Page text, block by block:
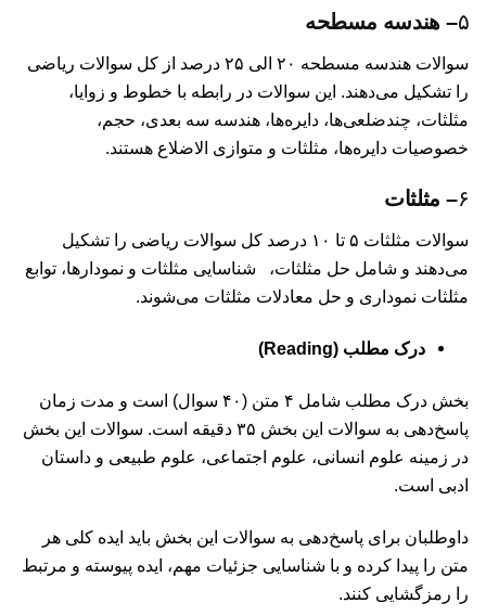
۵– هندسه مسطحه
سوالات هندسه مسطحه ۲۰ الی ۲۵ درصد از کل سوالات ریاضی
را تشکیل می‌دهند. این سوالات در رابطه با خطوط و زوایا،
مثلثات، چندضلعی‌ها، دایره‌ها، هندسه سه بعدی، حجم،
خصوصیات دایره‌ها، مثلثات و متوازی الاضلاع هستند.
۶– مثلثات
سوالات مثلثات ۵ تا ۱۰ درصد کل سوالات ریاضی را تشکیل
می‌دهند و شامل حل مثلثات، شناسایی مثلثات و نمودارها، توابع
مثلثات نموداری و حل معادلات مثلثات می‌شوند.
درک مطلب (Reading)
بخش درک مطلب شامل ۴ متن (۴۰ سوال) است و مدت زمان
پاسخ‌دهی به سوالات این بخش ۳۵ دقیقه است. سوالات این بخش
در زمینه علوم انسانی، علوم اجتماعی، علوم طبیعی و داستان
ادبی است.
داوطلبان برای پاسخ‌دهی به سوالات این بخش باید ایده کلی هر
متن را پیدا کرده و با شناسایی جزئیات مهم، ایده پیوسته و مرتبط
را رمزگشایی کنند.